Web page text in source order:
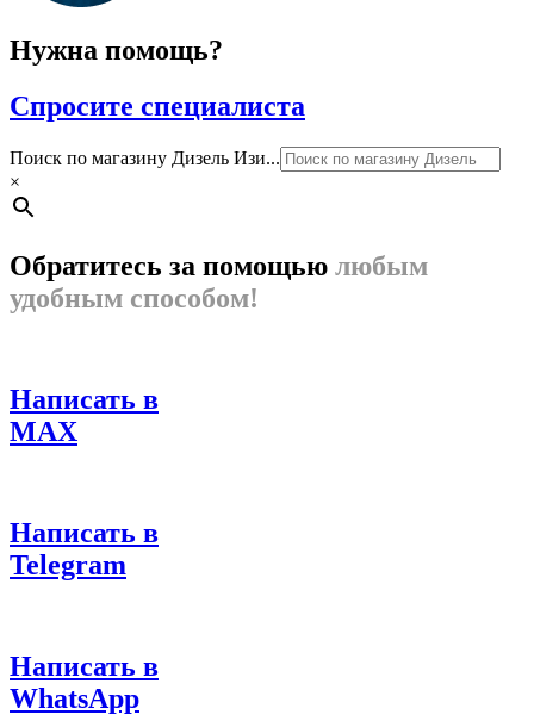
Нужна помощь?
Спросите специалиста
Поиск по магазину Дизель Изи...
×
Обратитесь за помощью любым
удобным способом!
Написать в
MAX
Написать в
Telegram
Написать в
WhatsApp